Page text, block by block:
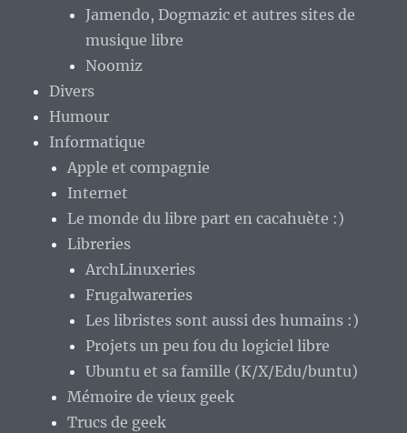
Jamendo, Dogmazic et autres sites de
musique libre
Noomiz
Divers
Humour
Informatique
Apple et compagnie
Internet
Le monde du libre part en cacahuète :)
Libreries
ArchLinuxeries
Frugalwareries
Les libristes sont aussi des humains :)
Projets un peu fou du logiciel libre
Ubuntu et sa famille (K/X/Edu/buntu)
Mémoire de vieux geek
Trucs de geek